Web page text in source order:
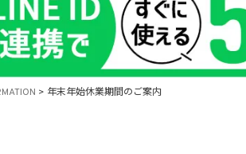
在庫なし商品
年末年始休業期間のご案内